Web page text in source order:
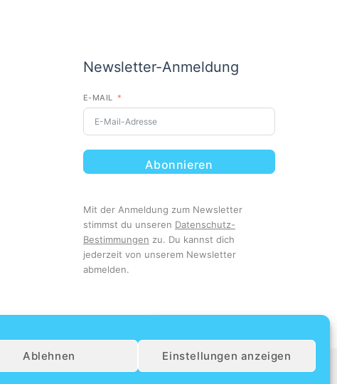
Ablehnen Einstellungen anzeigen
Unsere Kunden lieben uns
4.8
Newsletter-Anmeldung
E-MAIL
Abonnieren
Mit der Anmeldung zum Newsletter
stimmst du unseren Datenschutz-
Bestimmungen zu. Du kannst dich
jederzeit von unserem Newsletter
abmelden.
© 2026 Dein Urlaubsdeal | Alle Rechte vorbehalten